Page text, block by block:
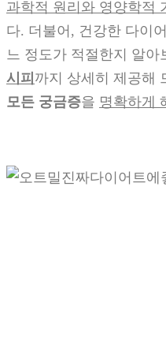
과학적 원리와 영양학적
다. 더불어, 건강한 다이
느 정도가 적절한지 알아
시피 까지 상세히 제공해
모든 궁금증을 명확하게